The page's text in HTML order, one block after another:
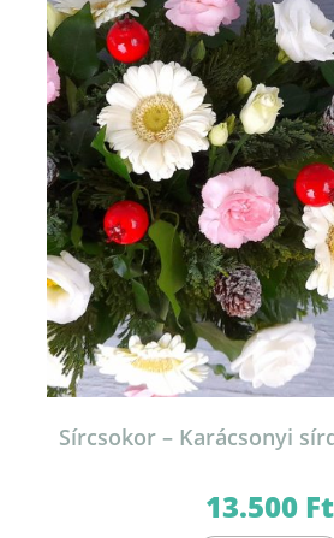
Sírcsokor – Karácsonyi
13.500 Ft